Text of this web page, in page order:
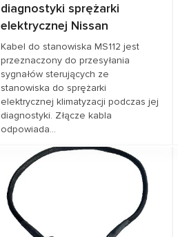
diagnostyki sprężarki
elektrycznej Nissan
Kabel do stanowiska MS112 jest
przeznaczony do przesyłania
sygnałów sterujących ze
stanowiska do sprężarki
elektrycznej klimatyzacji podczas jej
diagnostyki. Złącze kabla
odpowiada...
Pokrycie pojazdów